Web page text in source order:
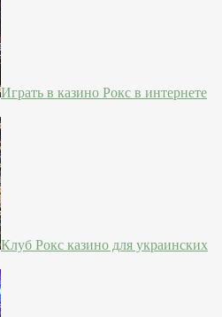
Играть в казино Рокс в интернете
Клуб Рокс казино для украинских